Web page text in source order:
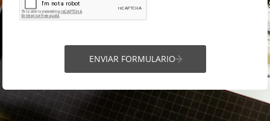
ENVIAR FORMULARIO